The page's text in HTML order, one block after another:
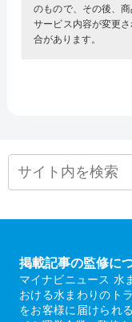
のもので、その後、
サービス内容が変更
合があります。
掲載記事の監修に
マイナビニュース 水
おける水まわりのト
をお客様に届けられ